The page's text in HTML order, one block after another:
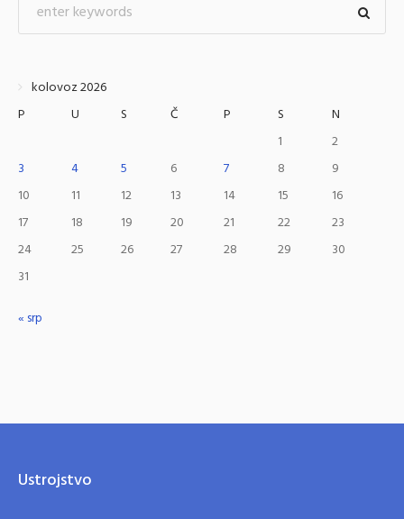
kolovoz 2026
P
U S Č P S
N
1
2
3
4 5 6 7 8
9
10
11 12 13 14 15
16
17
18 19 20 21 22
23
24
25 26 27 28 29
30
31
« srp
Ustrojstvo